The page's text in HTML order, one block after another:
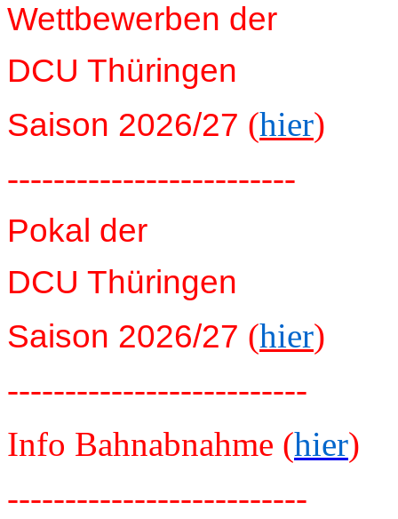
Wettbewerben der
DCU Thüringen
Saison 2026/27 (hier)
-------------------------
Pokal der
DCU Thüringen
Saison 2026/27 (hier)
--------------------------
Info Bahnabnahme (hier)
--------------------------